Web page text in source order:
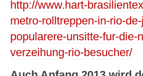
http://www.hart-
metro-rolltreppen-in-rio-
popularere-unsitte-fur-
verzeihung-rio-besucher/